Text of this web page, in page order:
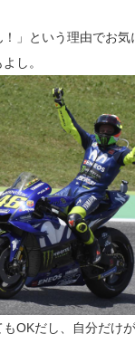
！」という理由でお
し。
OKだし、自分だけ